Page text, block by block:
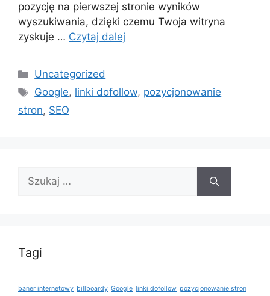
pozycję na pierwszej stronie wyników
wyszukiwania, dzięki czemu Twoja witryna
zyskuje … Czytaj dalej
Kategorie
Uncategorized
Tagi
Google, linki dofollow, pozycjonowanie
stron, SEO
Szukaj:
Tagi
baner internetowy billboardy Google linki dofollow pozycjonowanie stron